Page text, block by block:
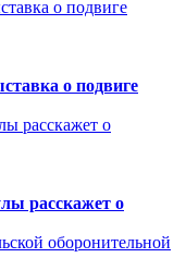
о подвиге
расскажет о